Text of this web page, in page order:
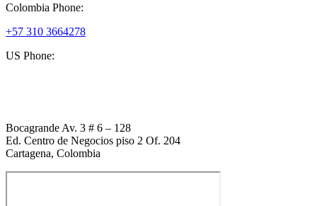
Colombia Phone:
+57 310 3664278
US Phone:
Bocagrande Av. 3 # 6 – 128
Ed. Centro de Negocios piso 2 Of. 204
Cartagena, Colombia